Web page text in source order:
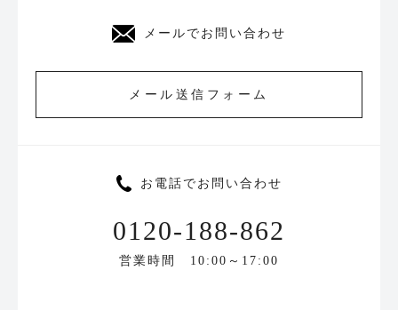
メールでお問い合わせ
メール送信フォーム
お電話でお問い合わせ
0120-188-862
営業時間 10:00～17:00